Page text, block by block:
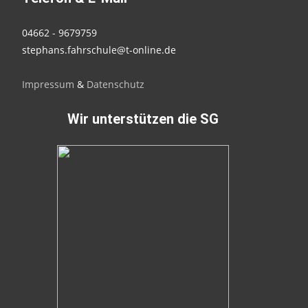
04662 - 9679759
stephans.fahrschule@t-online.de
Impressum & Datenschutz
Wir unterstützen die SG